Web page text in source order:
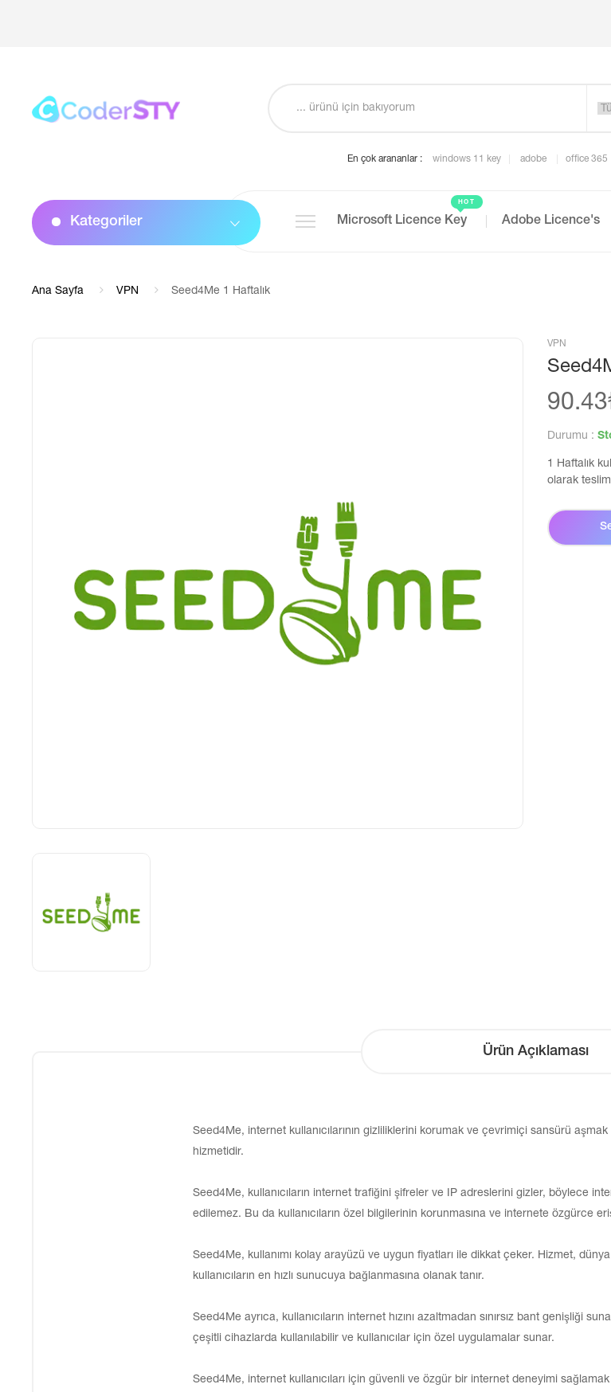
En çok arananlar : windows 11 key adobe office 365
Kategoriler Microsoft Licence Key
HOT
Adobe Licence's
Ana Sayfa VPN Seed4Me 1 Haftalık
VPN
Durumu :
1 Haftalık
olarak
Ürün Açıklaması
Seed4Me, internet kullanıcılarının gizliliklerini korumak ve çevrimiçi sansürü
hizmetidir.
Seed4Me, kullanıcıların internet trafiğini şifreler ve IP adreslerini gizler, böylece
edilemez. Bu da kullanıcıların özel bilgilerinin korunmasına ve internete özgürce
Seed4Me, kullanımı kolay arayüzü ve uygun fiyatları ile dikkat çeker. Hizmet,
kullanıcıların en hızlı sunucuya bağlanmasına olanak tanır.
Seed4Me ayrıca, kullanıcıların internet hızını azaltmadan sınırsız bant genişliği
çeşitli cihazlarda kullanılabilir ve kullanıcılar için özel uygulamalar sunar.
Seed4Me, internet kullanıcıları için güvenli ve özgür bir internet deneyimi